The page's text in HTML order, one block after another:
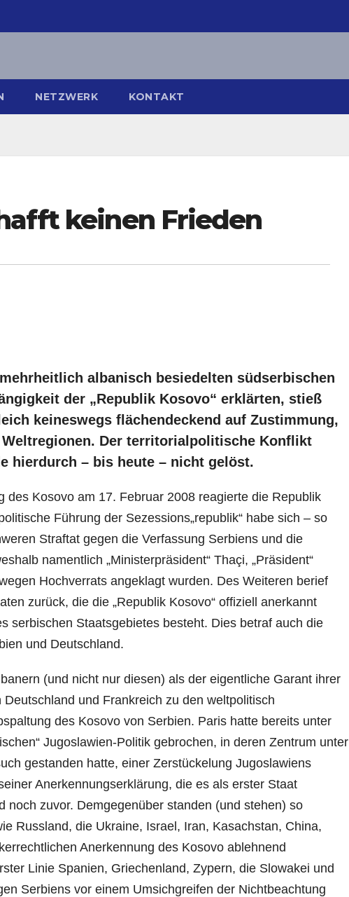
NETZWERK KONTAKT
keinen Frieden
albanisch besiedelten südserbischen
der „Republik Kosovo“ erklärten, stieß
keineswegs flächendeckend auf Zustimmung,
Der territorialpolitische Konflikt
hierdurch – bis heute – nicht gelöst.
des Kosovo am 17. Februar 2008 reagierte die Republik
Führung der Sezessions„republik“ habe sich – so
Straftat gegen die Verfassung Serbiens und die
namentlich „Ministerpräsident“ Thaçi, „Präsident“
Hochverrats angeklagt wurden. Des Weiteren berief
zurück, die die „Republik Kosovo“ offiziell anerkannt
serbischen Staatsgebietes besteht. Dies betraf auch die
und Deutschland.
(und nicht nur diesen) als der eigentliche Garant ihrer
und Frankreich zu den weltpolitisch
des Kosovo von Serbien. Paris hatte bereits unter
Jugoslawien-Politik gebrochen, in deren Zentrum unter
gestanden hatte, einer Zerstückelung Jugoslawiens
Anerkennungserklärung, die es als erster Staat
noch zuvor. Demgegenüber standen (und stehen) so
Russland, die Ukraine, Israel, Iran, Kasachstan, China,
Anerkennung des Kosovo ablehnend
Linie Spanien, Griechenland, Zypern, die Slowakei und
Serbiens vor einem Umsichgreifen der Nichtbeachtung